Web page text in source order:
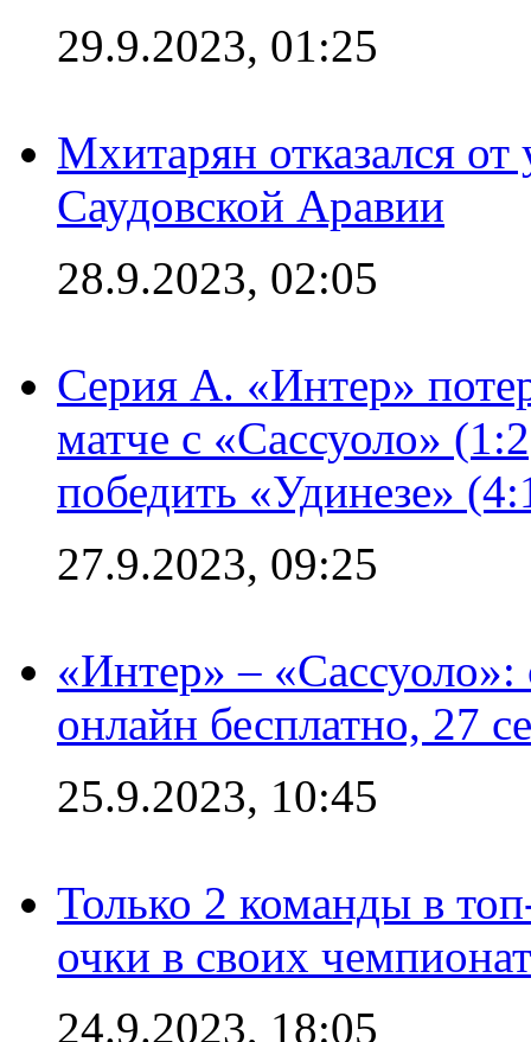
29.9.2023, 01:25
Мхитарян отказался от
Саудовской Аравии
28.9.2023, 02:05
Серия А. «Интер»
матче с «Сассуоло»
победить «Удинезе»
27.9.2023, 09:25
«Интер» –
онлайн бесплатно, 27
25.9.2023, 10:45
Только 2 команды в
очки в своих
24.9.2023, 18:05